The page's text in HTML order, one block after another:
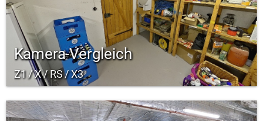
Kamera-Vergleich
Z1 / X / RS / X3